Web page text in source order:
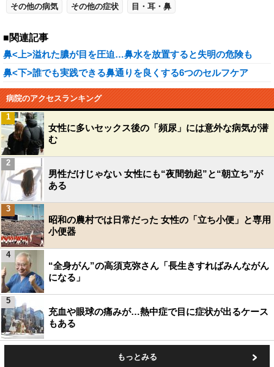
その他の病気 その他の症状 目・耳・鼻
■関連記事
鼻<上>溢れた膿が目を圧迫…鼻水を放置すると失明の危険も
鼻<下>誰でも実践できる鼻通りを良くする6つのセルフケア
病院のアクセスランキング
女性に多いセックス後の「頻尿」には意外な病気が潜
む
1
男性だけじゃない 女性にも“夜間勃起”と“朝立ち”が
ある
2
昭和の農村では日常だった 女性の「立ち小便」と専用
小便器
3
“全身がん”の高須克弥さん「長生きすればみんながん
になる」
4
充血や眼球の痛みが…熱中症で目に症状が出るケース
もある
5
もっとみる